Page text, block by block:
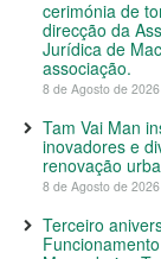
cerimónia de
direcção da
Jurídica de
associação.
8 de Agosto de
Tam Vai Man
inovadores e
renovação
8 de Agosto de
Terceiro